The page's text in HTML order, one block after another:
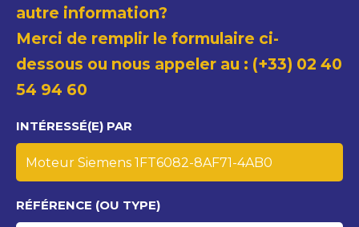
autre information?
Merci de remplir le formulaire ci-
dessous ou nous appeler au : (+33) 02 40
54 94 60
INTÉRESSÉ(E) PAR
RÉFÉRENCE (OU TYPE)